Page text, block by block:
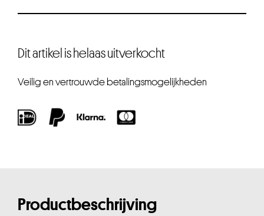
Dit artikel is helaas uitverkocht
Veilig en vertrouwde betalingsmogelijkheden
Productbeschrijving